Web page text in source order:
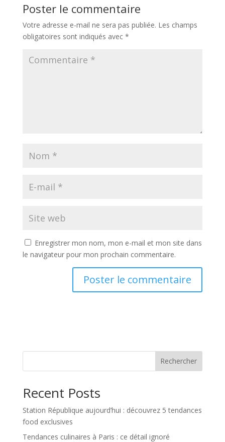
Poster le commentaire
Votre adresse e-mail ne sera pas publiée. Les champs
obligatoires sont indiqués avec *
Enregistrer mon nom, mon e-mail et mon site dans
le navigateur pour mon prochain commentaire.
Rechercher
Recent Posts
Station République aujourd’hui : découvrez 5 tendances
food exclusives
Tendances culinaires à Paris : ce détail ignoré